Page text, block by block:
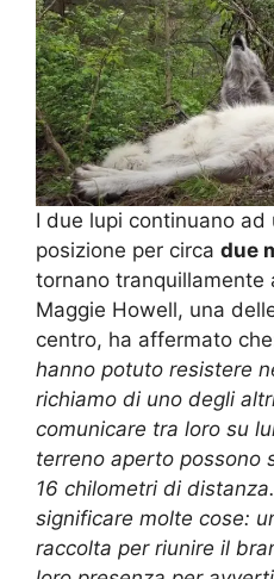
I due lupi continuano ad
posizione per circa due
tornano tranquillamente
Maggie Howell, una
centro, ha affermato
hanno potuto resistere
richiamo di uno degli
comunicare tra loro su
terreno aperto possono
16 chilometri di
significare molte cose:
raccolta per riunire il